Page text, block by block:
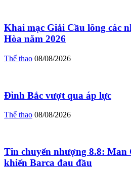
Khai mạc Giải Cầu lông các
Hòa năm 2026
Thể thao 08/08/2026
Đình Bắc vượt qua áp lực
Thể thao 08/08/2026
Tin chuyển nhượng 8.8:
khiến Barca đau đầu